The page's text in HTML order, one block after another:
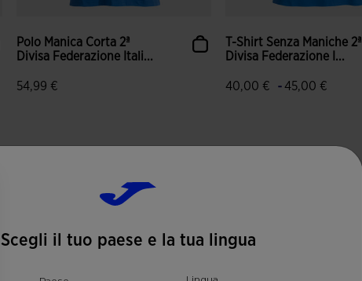
Polo Manica Corta 2ª
Divisa Federazione Itali...
54,99 €
T-Shirt Senza Maniche 2ª
Divisa Federazione I...
40,00 € - 45,00 €
Scegli il tuo paese e la tua lingua